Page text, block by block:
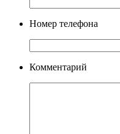
Номер телефона
Комментарий